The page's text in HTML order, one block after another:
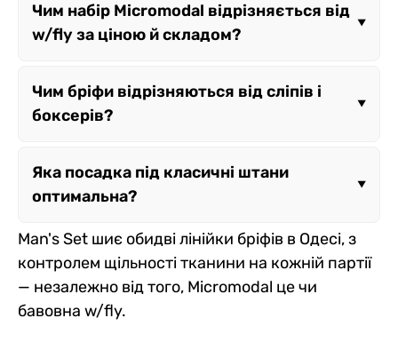
оптимально від 4 шт — менше
навантаження на резинку кожної окремої
ніж у наборі з 3 шт.
Чим набір Micromodal відрізняється від
w/fly за ціною й складом?
гігроскопічнішу тканину, w/fly —
бюджетніша бавовняна лінійка з тією
ширинкою. Обидві продаються фасовками
від 3 шт.
Чим бріфи відрізняються від сліпів і
боксерів?
посадки: бріфи мають трикутний крій
спереду і високу посадку, сліпи — коротшу
довжину й нижчу посадку, боксери —
довгу штанину.
Яка посадка під класичні штани
оптимальна?
Висока — саме та, яку дає лінійка Briefs
незалежно від тканини. Середня чи низька
посадка (сліпи, стандартні боксери) під
формальні штани з ременем частіше
Man's Set шиє обидві лінійки бріфів в Одесі, з
контролем щільності тканини на кожній партії
— незалежно від того, Micromodal це чи
бавовна w/fly.